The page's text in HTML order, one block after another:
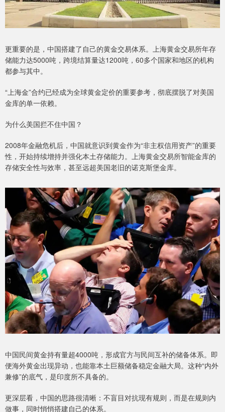
更重要的是，中国搭建了自己的黄金交易体系。上海黄金交易所年存
储能力达5000吨，跨境结算量达1200吨，60多个国家和地区的机构
都参与其中。
“上海金”合约已经成为全球黄金定价的重要参考，彻底摆脱了对美国
金库的单一依赖。
为什么美国拦不住中国？
2008年金融危机后，中国就意识到黄金作为“非主权信用资产”的重要
性，开始持续增持并强化本土存储能力。上海黄金交易所智能金库的
存储安全性与效率，甚至远超美国老旧的诺克斯堡金库。
中国民间黄金持有量超4000吨，形成官方与民间互补的储备体系。即
便海外黄金出现异动，也能靠本土巨额储备稳定金融大局。这种“内外
兼修”的底气，是印度所不具备的。
更深层看，中国的思路很清晰：不盲目对抗现有规则，而是在规则内
做事，同时悄悄搭建自己的体系。